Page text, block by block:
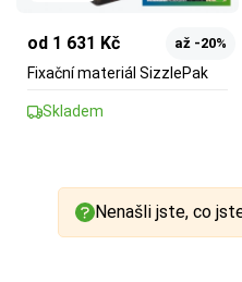
od 1 631 Kč až -20%
Fixační materiál SizzlePak
Skladem
Nenašli jste, co
Více o ekologických